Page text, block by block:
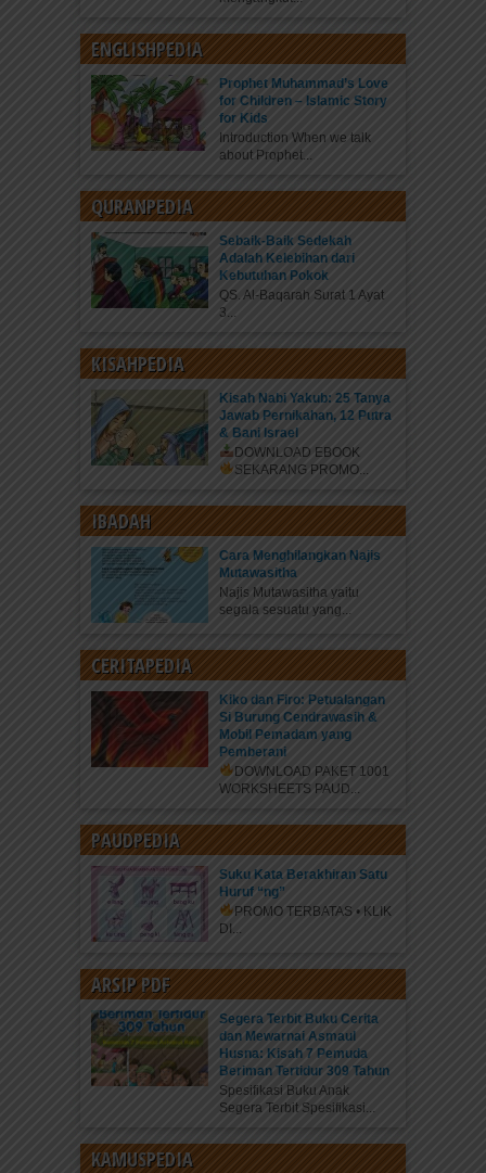
ENGLISHPEDIA
Prophet Muhammad’s Love
for Children – Islamic Story
for Kids
Introduction When we talk
about Prophet...
QURANPEDIA
Sebaik-Baik Sedekah
Adalah Kelebihan dari
Kebutuhan Pokok
QS. Al-Baqarah Surat 1 Ayat
3...
KISAHPEDIA
Kisah Nabi Yakub: 25 Tanya
Jawab Pernikahan, 12 Putra
& Bani Israel
DOWNLOAD EBOOK
SEKARANG PROMO...
IBADAH
Cara Menghilangkan Najis
Mutawasitha
Najis Mutawasitha yaitu
segala sesuatu yang...
CERITAPEDIA
Kiko dan Firo: Petualangan
Si Burung Cendrawasih &
Mobil Pemadam yang
Pemberani
DOWNLOAD PAKET 1001
WORKSHEETS PAUD...
PAUDPEDIA
Suku Kata Berakhiran Satu
Huruf “ng”
PROMO TERBATAS • KLIK
DI...
ARSIP PDF
Segera Terbit Buku Cerita
dan Mewarnai Asmaul
Husna: Kisah 7 Pemuda
Beriman Tertidur 309 Tahun
Spesifikasi Buku Anak
Segera Terbit Spesifikasi...
KAMUSPEDIA